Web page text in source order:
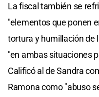
La fiscal también se
"elementos que ponen
tortura y humillación de
"en ambas situaciones
Calificó al de Sandra
Ramona como "abuso